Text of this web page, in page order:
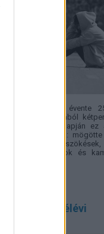
szerint évente
el – vagyis nagyjából
gyerekek világnapján ez
statisztika:
bántalmazás,
intézményi hiányok és
félreérti a félévi